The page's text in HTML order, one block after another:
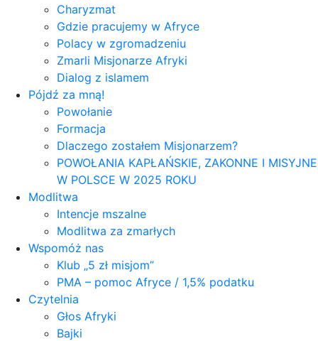
Charyzmat
Gdzie pracujemy w Afryce
Polacy w zgromadzeniu
Zmarli Misjonarze Afryki
Dialog z islamem
Pójdź za mną!
Powołanie
Formacja
Dlaczego zostałem Misjonarzem?
POWOŁANIA KAPŁAŃSKIE, ZAKONNE I MISYJNE
W POLSCE W 2025 ROKU
Modlitwa
Intencje mszalne
Modlitwa za zmarłych
Wspomóż nas
Klub „5 zł misjom”
PMA – pomoc Afryce / 1,5% podatku
Czytelnia
Głos Afryki
Bajki